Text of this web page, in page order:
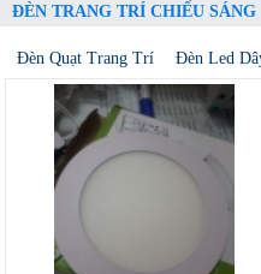
ĐÈN TRANG TRÍ CHIẾU SÁNG
Đèn Quạt Trang Trí Đèn Led